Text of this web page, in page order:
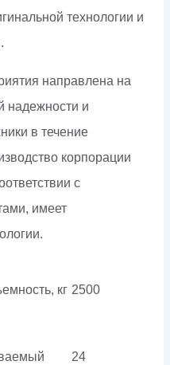
технологии и
направлена на
надежности и
в течение
корпорации
с
имеет
кг 2500
24